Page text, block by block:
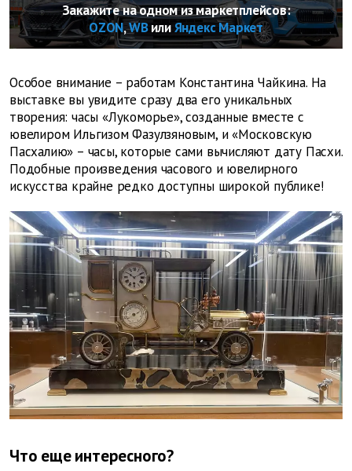
Закажите на одном из маркетплейсов:
OZON,WBилиЯндекс Маркет
Особое внимание – работам Константина Чайкина. На
выставке вы увидите сразу два его уникальных
творения: часы «Лукоморье», созданные вместе с
ювелиром Ильгизом Фазулзяновым, и «Московскую
Пасхалию» – часы, которые сами вычисляют дату Пасхи.
Подобные произведения часового и ювелирного
искусства крайне редко доступны широкой публике!
Что еще интересного?